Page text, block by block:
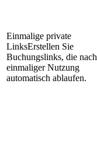
Einmalige private
LinksErstellen Sie
Buchungslinks, die nach
einmaliger Nutzung
automatisch ablaufen.